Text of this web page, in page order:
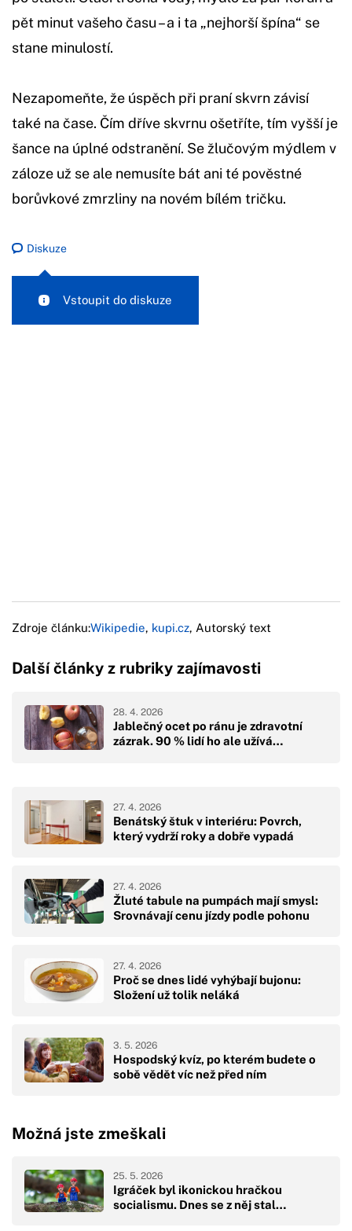
pět minut vašeho času – a i ta „nejhorší špína“ se
stane minulostí.
Nezapomeňte, že úspěch při praní skvrn závisí
také na čase. Čím dříve skvrnu ošetříte, tím vyšší je
šance na úplné odstranění. Se žlučovým mýdlem v
záloze už se ale nemusíte bát ani té pověstné
borůvkové zmrzliny na novém bílém tričku.
Diskuze
Vstoupit do diskuze
Zdroje článku:Wikipedie, kupi.cz, Autorský text
Další články z rubriky zajímavosti
Jablečný ocet po ránu je zdravotní
zázrak. 90 % lidí ho ale užívá…
28. 4. 2026
Benátský štuk v interiéru: Povrch,
který vydrží roky a dobře vypadá
27. 4. 2026
Žluté tabule na pumpách mají smysl:
Srovnávají cenu jízdy podle pohonu
27. 4. 2026
Proč se dnes lidé vyhýbají bujonu:
Složení už tolik neláká
27. 4. 2026
Hospodský kvíz, po kterém budete o
sobě vědět víc než před ním
3. 5. 2026
Možná jste zmeškali
Igráček byl ikonickou hračkou
socialismu. Dnes se z něj stal…
25. 5. 2026